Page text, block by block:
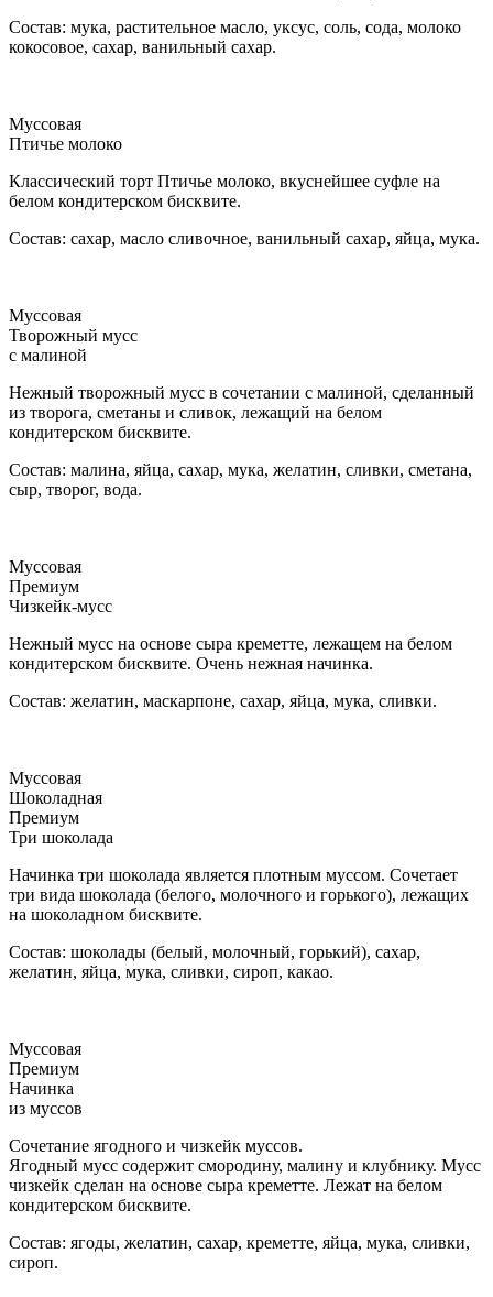
Состав: мука, растительное масло, уксус, соль, сода, молоко
кокосовое, сахар, ванильный сахар.
Муссовая
Птичье молоко
Классический торт Птичье молоко, вкуснейшее суфле на
белом кондитерском бисквите.
Состав: сахар, масло сливочное, ванильный сахар, яйца, мука.
Муссовая
Творожный мусс
с малиной
Нежный творожный мусс в сочетании с малиной, сделанный
из творога, сметаны и сливок, лежащий на белом
кондитерском бисквите.
Состав: малина, яйца, сахар, мука, желатин, сливки, сметана,
сыр, творог, вода.
Муссовая
Премиум
Чизкейк-мусс
Нежный мусс на основе сыра креметте, лежащем на белом
кондитерском бисквите. Очень нежная начинка.
Состав: желатин, маскарпоне, сахар, яйца, мука, сливки.
Муссовая
Шоколадная
Премиум
Три шоколада
Начинка три шоколада является плотным муссом. Сочетает
три вида шоколада (белого, молочного и горького), лежащих
на шоколадном бисквите.
Состав: шоколады (белый, молочный, горький), сахар,
желатин, яйца, мука, сливки, сироп, какао.
Муссовая
Премиум
Начинка
из муссов
Сочетание ягодного и чизкейк муссов.
Ягодный мусс содержит смородину, малину и клубнику. Мусс
чизкейк сделан на основе сыра креметте. Лежат на белом
кондитерском бисквите.
Состав: ягоды, желатин, сахар, креметте, яйца, мука, сливки,
сироп.